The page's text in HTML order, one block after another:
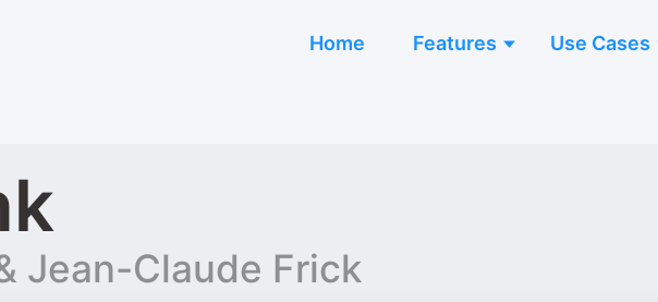
Home Features Use Cases
Jean-Claude Frick